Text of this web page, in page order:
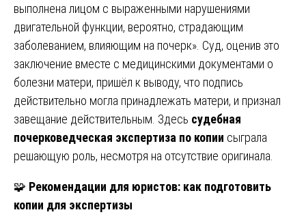
выполнена лицом с выраженными нарушениями
двигательной функции, вероятно, страдающим
заболеванием, влияющим на почерк». Суд, оценив это
заключение вместе с медицинскими документами о
болезни матери, пришёл к выводу, что подпись
действительно могла принадлежать матери, и признал
завещание действительным. Здесь судебная
почерковедческая экспертиза по копии сыграла
решающую роль, несмотря на отсутствие оригинала.
🧩 Рекомендации для юристов: как подготовить
копии для экспертизы